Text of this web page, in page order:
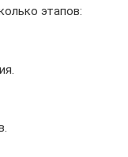
этапов: